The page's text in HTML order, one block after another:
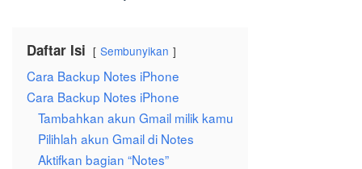
Daftar Isi Sembunyikan
Cara Backup Notes iPhone
Cara Backup Notes iPhone
Tambahkan akun Gmail milik kamu
Pilihlah akun Gmail di Notes
Aktifkan bagian “Notes”